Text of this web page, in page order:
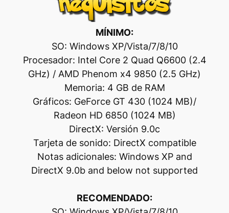
MÍNIMO:
SO: Windows XP/Vista/7/8/10
Procesador: Intel Core 2 Quad Q6600 (2.4
GHz) / AMD Phenom x4 9850 (2.5 GHz)
Memoria: 4 GB de RAM
Gráficos: GeForce GT 430 (1024 MB)/
Radeon HD 6850 (1024 MB)
DirectX: Versión 9.0c
Tarjeta de sonido: DirectX compatible
Notas adicionales: Windows XP and
DirectX 9.0b and below not supported
RECOMENDADO: